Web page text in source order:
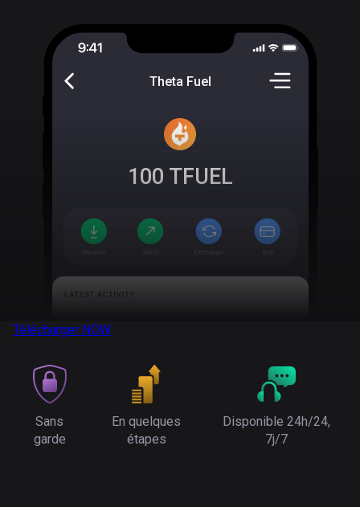
Theta Fuel
100 TFUEL
Télécharger NOW
Sans
garde
En quelques
étapes
Disponible 24h/24,
7j/7